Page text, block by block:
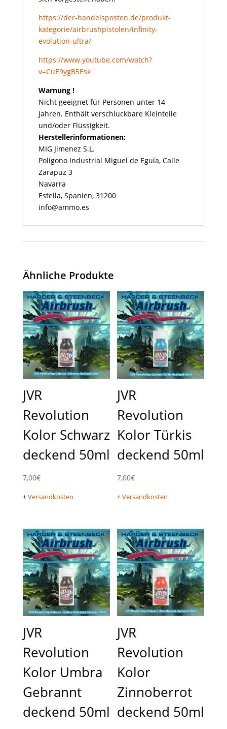
https://der-handelsposten.de/produkt-
kategorie/airbrushpistolen/infinity-
evolution-ultra/
https://www.youtube.com/watch?
v=CuE9ygB5Esk
Warnung !
Nicht geeignet für Personen unter 14
Jahren. Enthält verschluckbare Kleinteile
und/oder Flüssigkeit.
Herstellerinformationen:
MIG Jimenez S.L.
Polígono Industrial Miguel de Eguía, Calle
Zarapuz 3
Navarra
Estella, Spanien, 31200
info@ammo.es
Ähnliche Produkte
JVR
Revolution
Kolor Schwarz
deckend 50ml
7,00€
+Versandkosten
JVR
Revolution
Kolor Türkis
deckend 50ml
7,00€
+Versandkosten
JVR
Revolution
Kolor Umbra
Gebrannt
deckend 50ml
JVR
Revolution
Kolor
Zinnoberrot
deckend 50ml